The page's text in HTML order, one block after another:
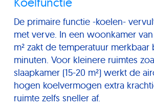
De primaire functie -koelen-
met verve. In een woonkamer
m² zakt de temperatuur merkbaar
minuten. Voor kleinere ruimtes
slaapkamer (15-20 m²) werkt de
hogen koelvermogen extra
ruimte zelfs sneller af.